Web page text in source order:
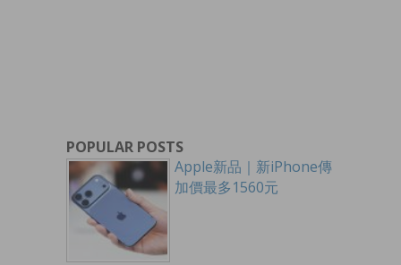
POPULAR POSTS
Apple新品｜新iPhone傳
加價最多1560元